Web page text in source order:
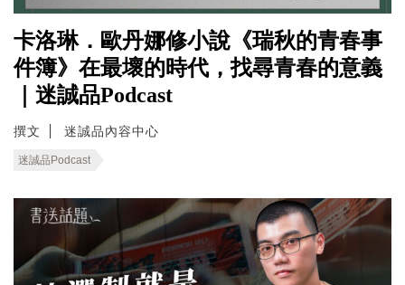
卡洛琳．歐丹娜修小說《瑞秋的青春事
件簿》在最壞的時代，找尋青春的意義
｜迷誠品Podcast
撰文 迷誠品內容中心
迷誠品Podcast